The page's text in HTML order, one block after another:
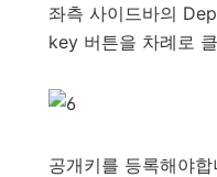
좌측 사이드바의
key 버튼을 차례로
공개키를 등록해야합